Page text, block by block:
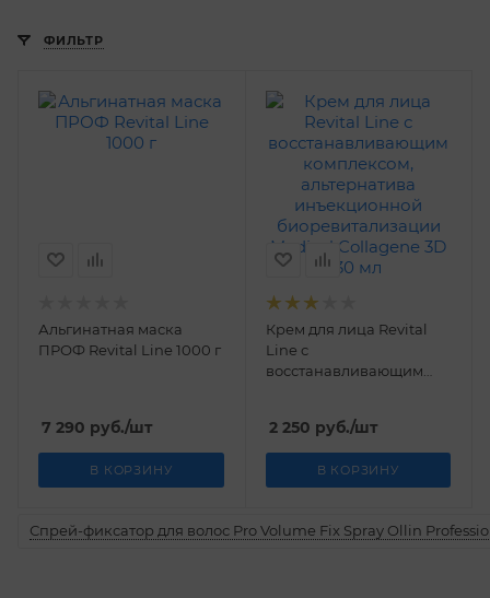
ФИЛЬТР
Альгинатная маска
ПРОФ Revital Line 1000 г
7 290 руб./шт
В КОРЗИНУ
Крем для лица Revital
Line с
восстанавливающим
инъекционной
биоревитализации
Medical Collagene 3D 30
2 250 руб./шт
В КОРЗИНУ
Спрей-фиксатор для волос Pro Volume Fix Spray Ollin